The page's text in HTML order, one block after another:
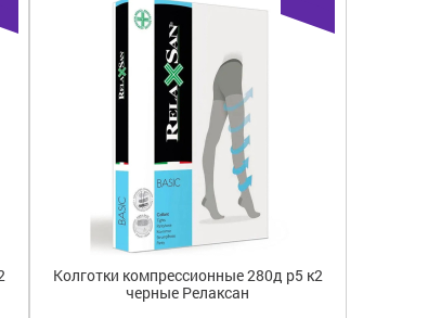
Колготки компрессионные 280д р5 к2
черные Релаксан